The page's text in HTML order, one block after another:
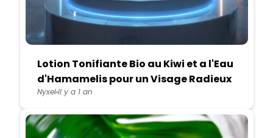
Lotion Tonifiante Bio au Kiwi et a l'Eau
d'Hamamelis pour un Visage Radieux
NyxelIl y a 1 an